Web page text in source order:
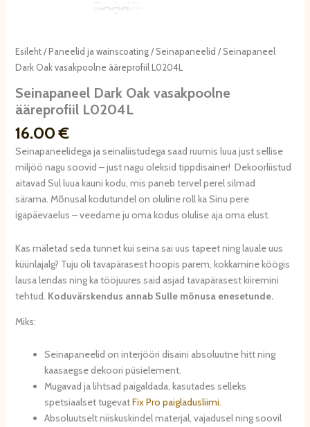
Esileht/Paneelid ja wainscoating/ Seinapaneelid / Seinapaneel
Dark Oak vasakpoolne ääreprofiil L0204L
Seinapaneel Dark Oak vasakpoolne
ääreprofiil L0204L
16.00€
Seinapaneelidega ja seinaliistudega saad ruumis luua just sellise
miljöö nagu soovid – just nagu oleksid tippdisainer! Dekoorliistud
aitavad Sul luua kauni kodu, mis paneb tervel perel silmad
särama. Mõnusal kodutundel on oluline roll ka Sinu pere
igapäevaelus – veedame ju oma kodus olulise aja oma elust.
Kas mäletad seda tunnet kui seina sai uus tapeet ning lauale uus
küünlajalg? Tuju oli tavapärasest hoopis parem, kokkamine köögis
lausa lendas ning ka tööjuures said asjad tavapärasest kiiremini
tehtud. Koduvärskendus annab Sulle mõnusa enesetunde.
Miks:
Seinapaneelid on interjööri disaini absoluutne hitt ning
kaasaegse dekoori püsielement.
Mugavad ja lihtsad paigaldada, kasutades selleks
spetsiaalset tugevatFix Pro paigladusliimi.
Absoluutselt niiskuskindel materjal, vajadusel ning soovil